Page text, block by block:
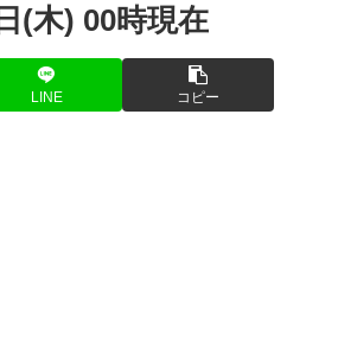
(木) 00時現在
LINE コピー